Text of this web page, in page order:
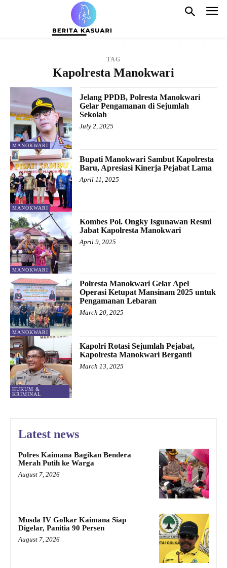
TAG
Kapolresta Manokwari
MANOKWARI
Jelang PPDB, Polresta Manokwari
Gelar Pengamanan di Sejumlah
Sekolah
July 2, 2025
MANOKWARI
Bupati Manokwari Sambut Kapolresta
Baru, Apresiasi Kinerja Pejabat Lama
April 11, 2025
MANOKWARI
Kombes Pol. Ongky Isgunawan Resmi
Jabat Kapolresta Manokwari
April 9, 2025
MANOKWARI
Polresta Manokwari Gelar Apel
Operasi Ketupat Mansinam 2025 untuk
Pengamanan Lebaran
March 20, 2025
HUKUM &
KRIMINAL
Kapolri Rotasi Sejumlah Pejabat,
Kapolresta Manokwari Berganti
March 13, 2025
Latest news
Polres Kaimana Bagikan Bendera
Merah Putih ke Warga
August 7, 2026
Musda IV Golkar Kaimana Siap
Digelar, Panitia 90 Persen
August 7, 2026